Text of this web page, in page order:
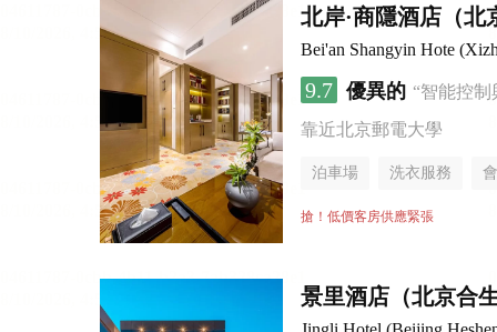
北岸·商隱酒店（北
Bei'an Shangyin Hote
9.7 優異的 “智能控制
靠近北京郵電大學
泊車場 洗衣服務
搶！低價客房供應緊張
景里酒店（北京合